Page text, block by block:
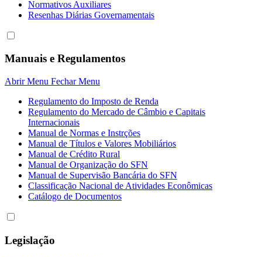
Normativos Auxiliares
Resenhas Diárias Governamentais
Manuais e Regulamentos
Abrir Menu Fechar Menu
Regulamento do Imposto de Renda
Regulamento do Mercado de Câmbio e Capitais
Internacionais
Manual de Normas e Instrções
Manual de Títulos e Valores Mobiliários
Manual de Crédito Rural
Manual de Organização do SFN
Manual de Supervisão Bancária do SFN
Classificação Nacional de Atividades Econômicas
Catálogo de Documentos
Legislação